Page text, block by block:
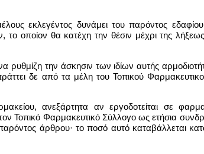
εκλεγέντος δυνάμει του παρόντος
οποίον θα κατέχη την θέσιν μέχρι της
την άσκησιν των ιδίων αυτής
δε από τα μέλη του Τοπικού
ανεξάρτητα αν εργοδοτείται σε
Τοπικό Φαρμακευτικό Σύλλογο ως ετήσια
άρθρου· το ποσό αυτό καταβάλλεται